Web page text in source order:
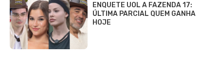
ENQUETE UOL A FAZENDA 17:
ÚLTIMA PARCIAL QUEM GANHA
HOJE